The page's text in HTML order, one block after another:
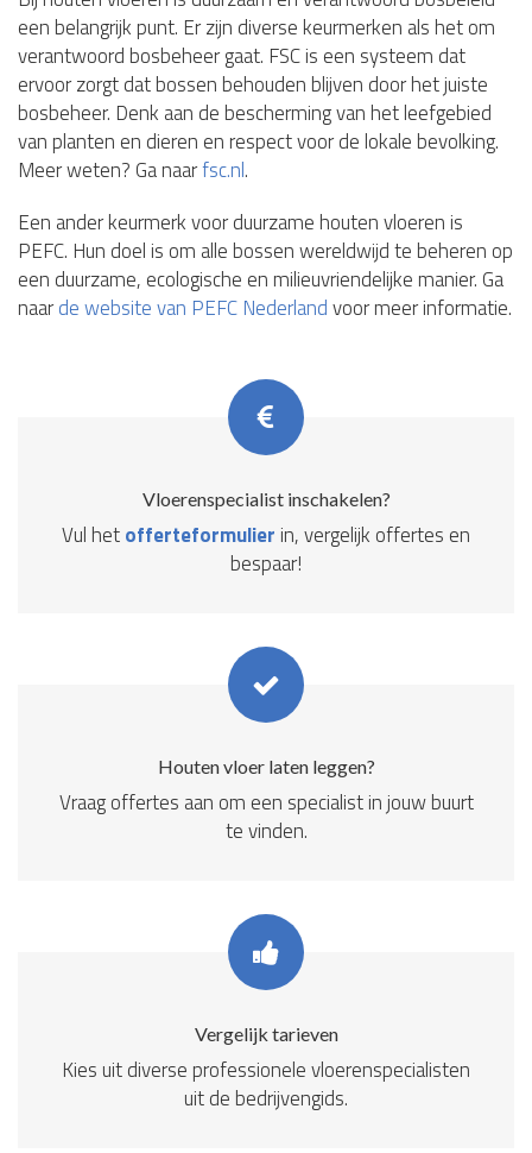
een belangrijk punt. Er zijn diverse keurmerken als het om
verantwoord bosbeheer gaat. FSC is een systeem dat
ervoor zorgt dat bossen behouden blijven door het juiste
bosbeheer. Denk aan de bescherming van het leefgebied
van planten en dieren en respect voor de lokale bevolking.
Meer weten? Ga naarfsc.nl.
Een ander keurmerk voor duurzame houten vloeren is
PEFC. Hun doel is om alle bossen wereldwijd te beheren op
een duurzame, ecologische en milieuvriendelijke manier. Ga
naarde website van PEFC Nederlandvoor meer informatie.
Vloerenspecialist inschakelen?
Vul hetofferteformulier in, vergelijk offertes en
bespaar!
Houten vloer laten leggen?
Vraag offertes aan om een specialist in jouw buurt
te vinden.
Vergelijk tarieven
Kies uit diverse professionele vloerenspecialisten
uit de bedrijvengids.